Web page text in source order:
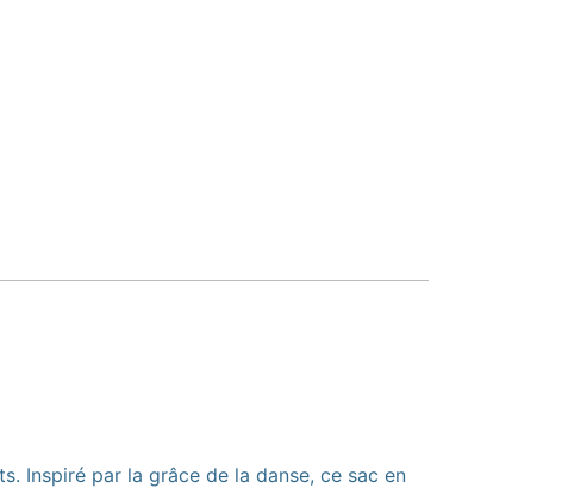
Inspiré par la grâce de la danse, ce sac en